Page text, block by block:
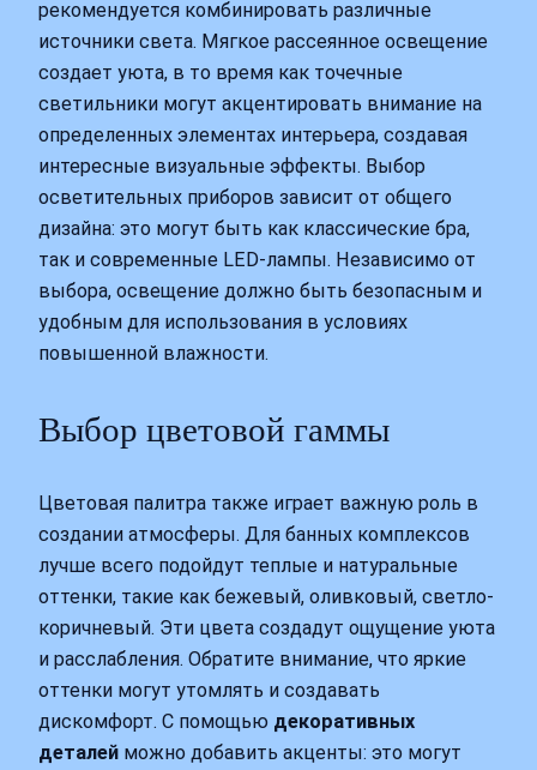
рекомендуется комбинировать различные
источники света. Мягкое рассеянное освещение
создает уюта, в то время как точечные
светильники могут акцентировать внимание на
определенных элементах интерьера, создавая
интересные визуальные эффекты. Выбор
осветительных приборов зависит от общего
дизайна: это могут быть как классические бра,
так и современные LED-лампы. Независимо от
выбора, освещение должно быть безопасным и
удобным для использования в условиях
повышенной влажности.
Выбор цветовой гаммы
Цветовая палитра также играет важную роль в
создании атмосферы. Для банных комплексов
лучше всего подойдут теплые и натуральные
оттенки, такие как бежевый, оливковый, светло-
коричневый. Эти цвета создадут ощущение уюта
и расслабления. Обратите внимание, что яркие
оттенки могут утомлять и создавать
дискомфорт. С помощью декоративных
деталей можно добавить акценты: это могут